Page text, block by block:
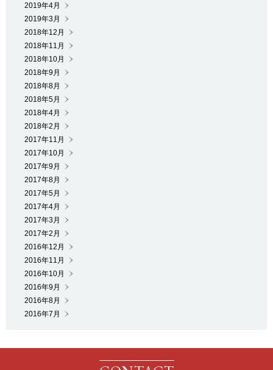
2019年4月
2019年3月
2018年12月
2018年11月
2018年10月
2018年9月
2018年8月
2018年5月
2018年4月
2018年2月
2017年11月
2017年10月
2017年9月
2017年8月
2017年5月
2017年4月
2017年3月
2017年2月
2016年12月
2016年11月
2016年10月
2016年9月
2016年8月
2016年7月